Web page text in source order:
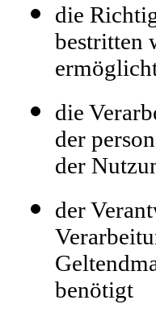
die
bestritten
die
der
der
der
benötigt